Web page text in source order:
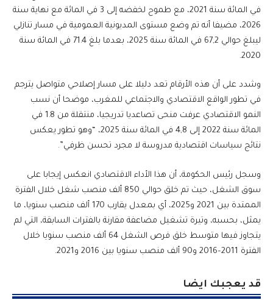
في المائة سنة 2021، مع طموح لخفضه إلى 3 في المائة مع نهاية سنة
2026، مضيفا أنه تم وضع مستوى المديونية العمومية في مسار تنازلي
ليبلغ حوالي 67,2 في المائة سنة 2025، بعدما بلغ 71.4 في المائة سنة
2020.
وشدد على أن هذه الأرقام تعد دليلا على مسار إصلاحي متواصل يترجم
في تطور الواقع الاقتصادي والاجتماعي للمغرب، موضحا أن نسب
النمو الاقتصادي عرفت منحى تصاعديا تدريجيا، منتقلة من 1.8 في
المائة سنة 2022 إلى 4,8 في المائة سنة 2025، “وهو تطور يعكس
نتائج سياسات اقتصادية مدروسة لا مجرد تحسن ظرفي”.
وسجل رئيس الحكومة، أن هذا الأداء الاقتصادي انعكس إيجابا على
سوق الشغل، حيث تم خلق حوالي 850 ألف منصب شغل خلال الفترة
الممتدة بين 2021 و2025، أي بمعدل يقارب 170 ألف منصب سنويا، ما
يمثل، بحسبه، وتيرة تشغيل مضاعفة مقارنة بالفترات السابقة، التي لم
يتجاوز فيها متوسط خلق فرص الشغل 64 ألف منصب سنويا خلال
الفترة 2011–2016 و90 ألف منصب سنويا بين 2016 و2021.
قد يعجبك ايضا